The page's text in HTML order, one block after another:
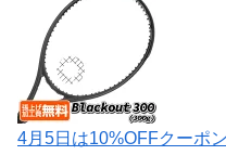
4月5日は10%OFFクーポ